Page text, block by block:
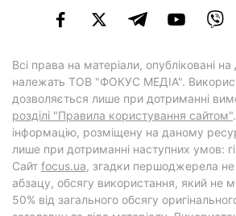
Всі права на матеріали, опубліковані
належать ТОВ "ФОКУС МЕДІА".
дозволяється лише при дотриманні
розділі "Правила користування сайтом"
інформацію, розміщену на даному
лише при дотриманні наступних умов:
Cайт focus.ua, згадки першоджерела
абзацу, обсягу використання, який не
50% від загального обсягу